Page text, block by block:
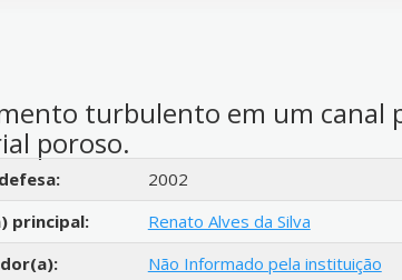
turbulento em um canal
poroso.
2002
principal:
Renato Alves da Silva
Não Informado pela instituição